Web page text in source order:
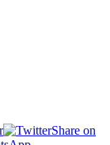
Share on